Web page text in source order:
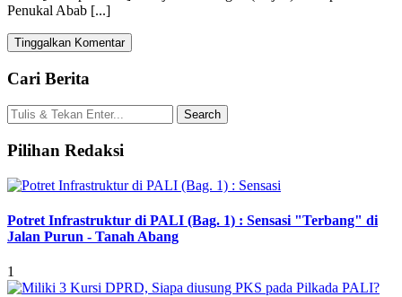
Penukal Abab [...]
Tinggalkan Komentar
Cari Berita
Pilihan Redaksi
Potret Infrastruktur di PALI (Bag. 1) : Sensasi "Terbang" di
Jalan Purun - Tanah Abang
1